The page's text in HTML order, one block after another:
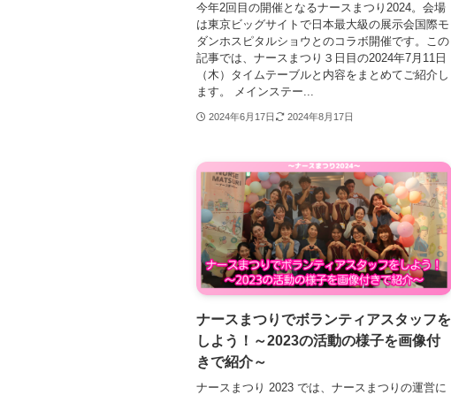
今年2回目の開催となるナースまつり2024。会場
は東京ビッグサイトで日本最大級の展示会国際モ
ダンホスピタルショウとのコラボ開催です。この
記事では、ナースまつり３日目の2024年7月11日
（木）タイムテーブルと内容をまとめてご紹介し
ます。 メインステー...
2024年6月17日 2024年8月17日
ナースまつりでボランティアスタッフを
しよう！～2023の活動の様子を画像付
きで紹介～
ナースまつり 2023 では、ナースまつりの運営に